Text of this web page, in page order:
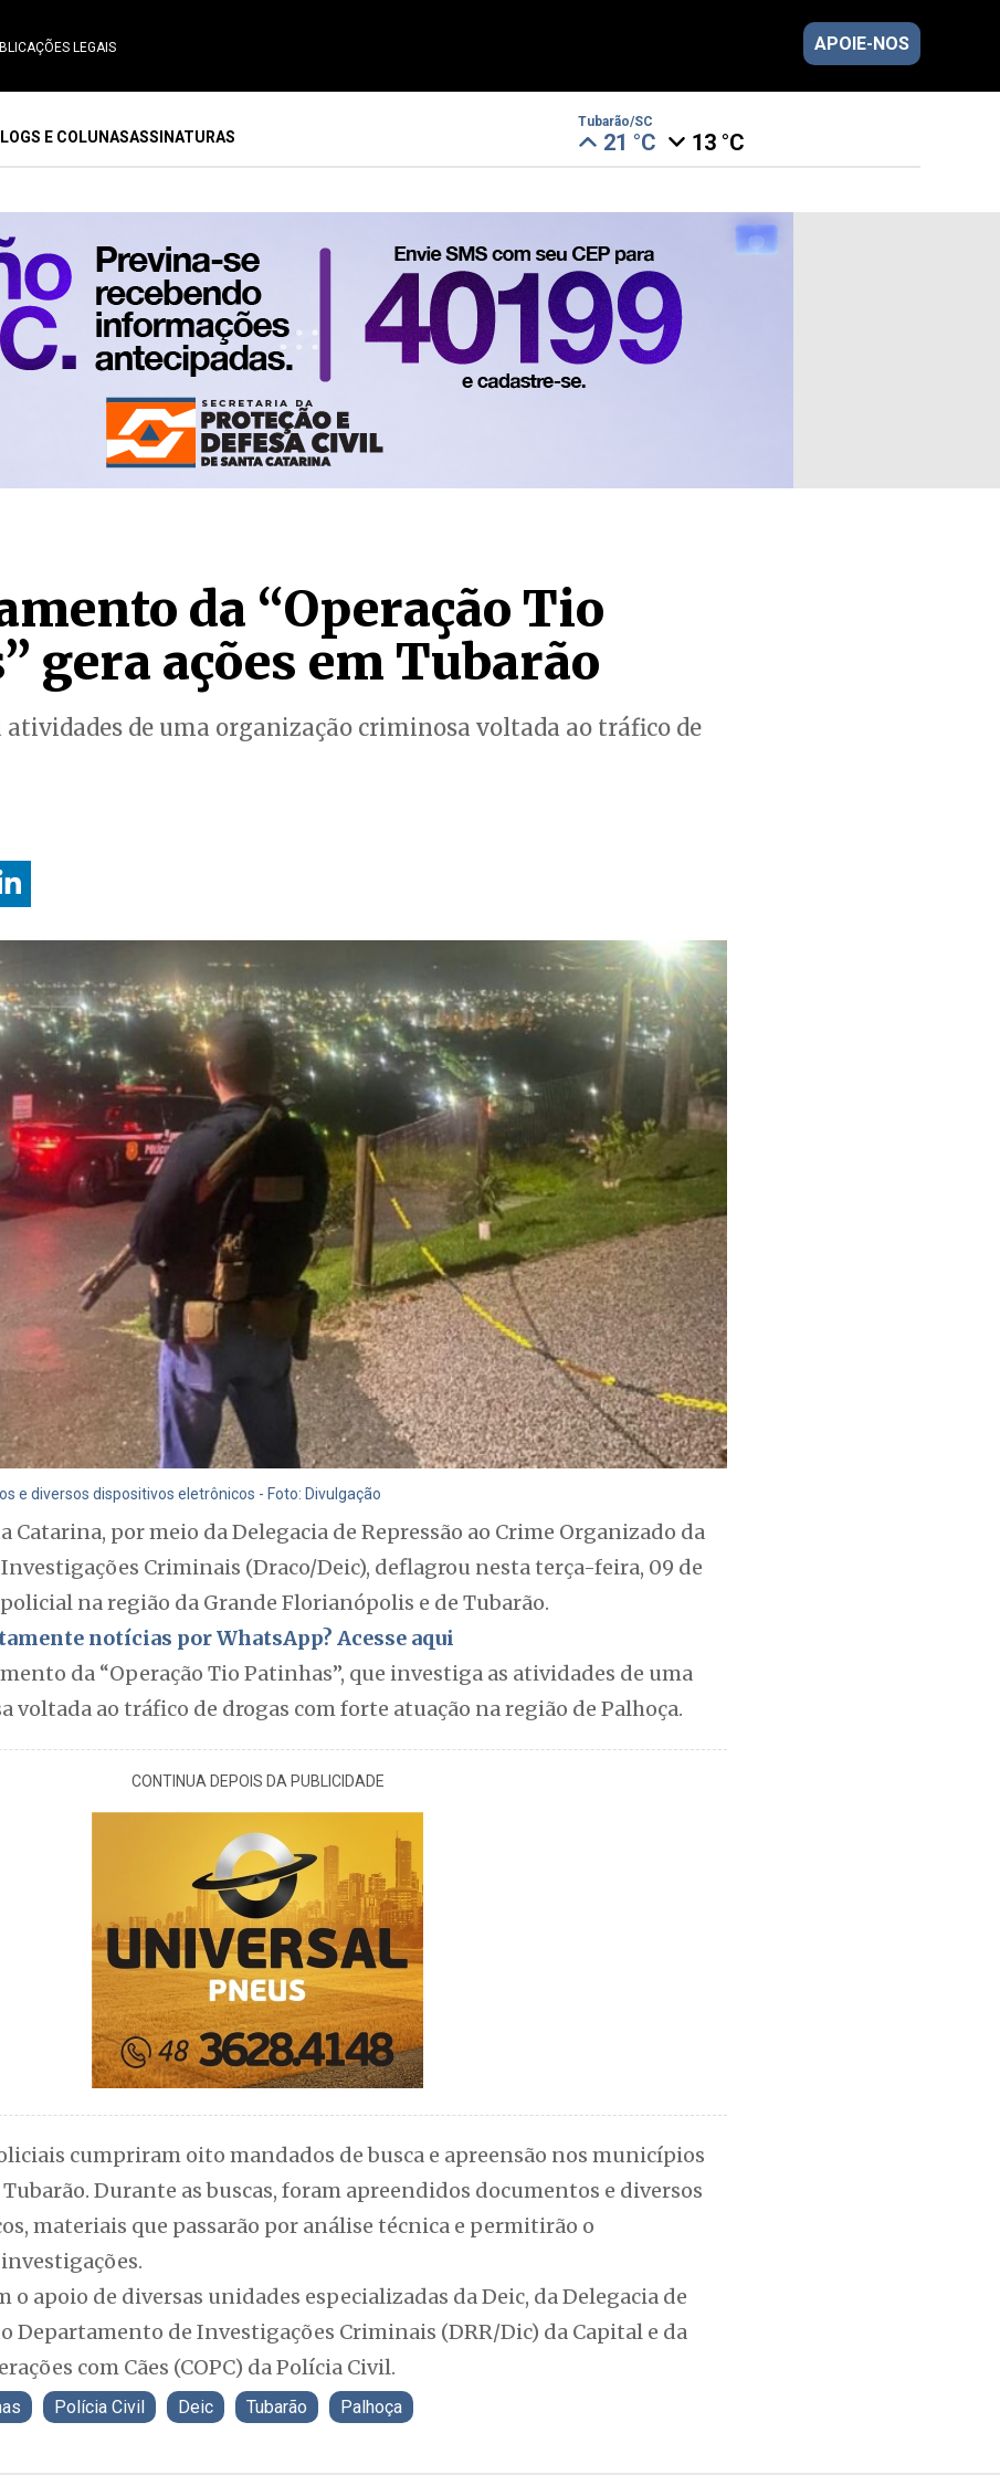
LEGAIS APOIE-NOS
E COLUNASASSINATURAS
Tubarão/SC
21 °C 13 °C
da “Operação Tio
gera ações em Tubarão
de uma organização criminosa voltada ao tráfico de
e diversos dispositivos eletrônicos - Foto: Divulgação
Catarina, por meio da Delegacia de Repressão ao Crime Organizado da
Criminais (Draco/Deic), deflagrou nesta terça-feira, 09 de
na região da Grande Florianópolis e de Tubarão.
notícias por WhatsApp? Acesse aqui
da “Operação Tio Patinhas”, que investiga as atividades de uma
voltada ao tráfico de drogas com forte atuação na região de Palhoça.
CONTINUA DEPOIS DA PUBLICIDADE
cumpriram oito mandados de busca e apreensão nos municípios
Tubarão. Durante as buscas, foram apreendidos documentos e diversos
materiais que passarão por análise técnica e permitirão o
o apoio de diversas unidades especializadas da Deic, da Delegacia de
Departamento de Investigações Criminais (DRR/Dic) da Capital e da
com Cães (COPC) da Polícia Civil.
Polícia Civil Deic Tubarão Palhoça